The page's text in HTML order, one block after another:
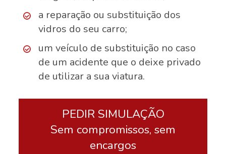
a reparação ou substituição dos
vidros do seu carro;
um veículo de substituição no caso
de um acidente que o deixe privado
de utilizar a sua viatura.
PEDIR SIMULAÇÃO
Sem compromissos, sem
encargos